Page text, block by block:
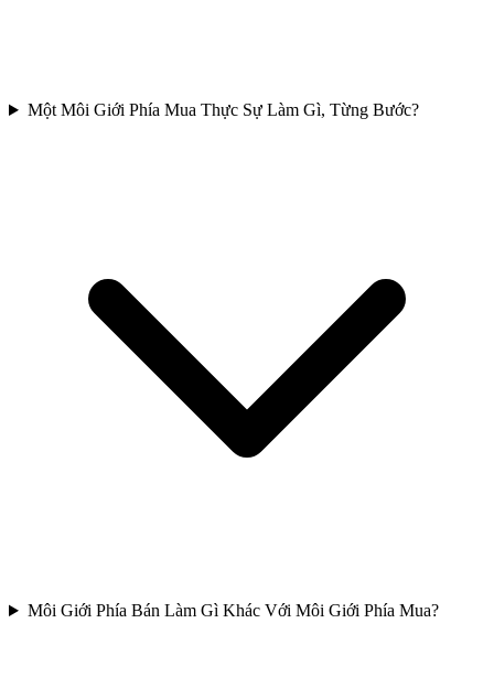
Một Môi Giới Phía Mua Thực Sự Làm Gì, Từng Bước?
Môi Giới Phía Bán Làm Gì Khác Với Môi Giới Phía Mua?